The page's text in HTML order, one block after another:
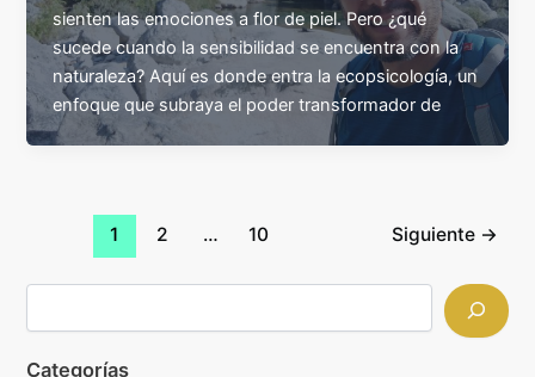
sienten las emociones a flor de piel. Pero ¿qué
sucede cuando la sensibilidad se encuentra con la
naturaleza? Aquí es donde entra la ecopsicología, un
enfoque que subraya el poder transformador de
1 2 … 10 Siguiente →
Categorías